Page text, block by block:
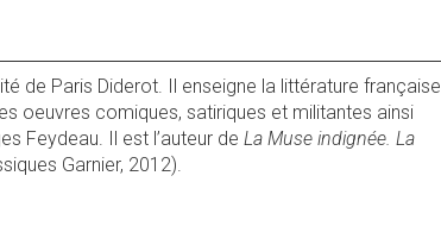
de Paris Diderot. Il enseigne la littérature française
oeuvres comiques, satiriques et militantes ainsi
Feydeau. Il est l’auteur deLa Muse indignée. La
Garnier, 2012).